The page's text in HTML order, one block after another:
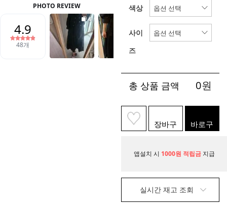
색상
사이
즈
총 상품 금액 0원
장바구
니
바로구
매
앱설치 시 1000원 적립금 지급
실시간 재고 조회